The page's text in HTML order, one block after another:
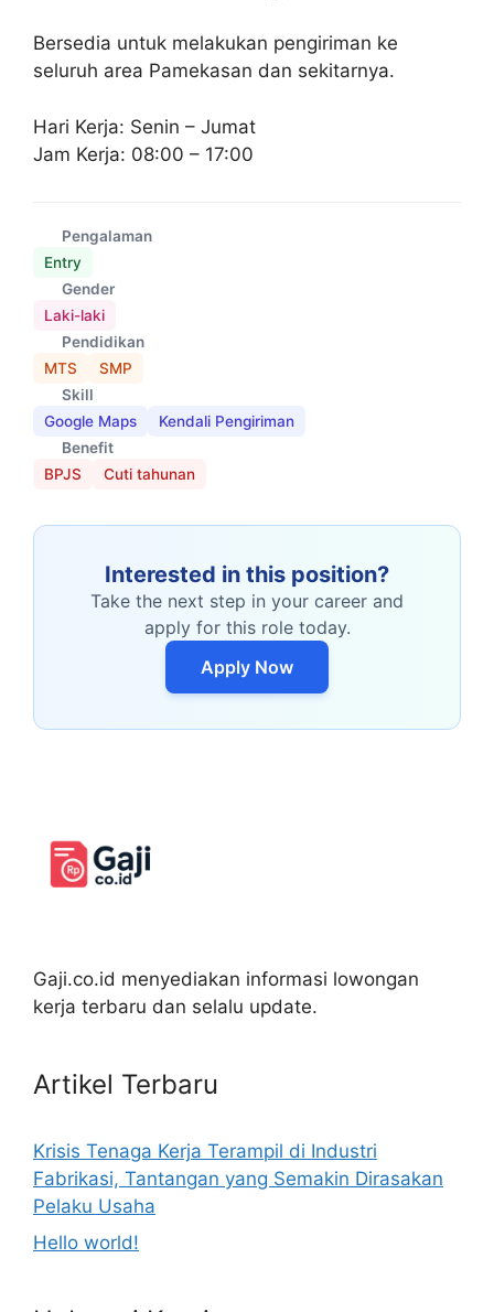
Bersedia untuk melakukan pengiriman ke
seluruh area Pamekasan dan sekitarnya.
Hari Kerja: Senin – Jumat
Jam Kerja: 08:00 – 17:00
Pengalaman
Entry
Gender
Laki-laki
Pendidikan
MTS
SMP
Skill
Google Maps
Kendali Pengiriman
Benefit
BPJS
Cuti tahunan
Interested in this position?
Take the next step in your career and
apply for this role today.
Apply Now
Gaji.co.id menyediakan informasi lowongan
kerja terbaru dan selalu update.
Artikel Terbaru
Krisis Tenaga Kerja Terampil di Industri
Fabrikasi, Tantangan yang Semakin Dirasakan
Pelaku Usaha
Hello world!